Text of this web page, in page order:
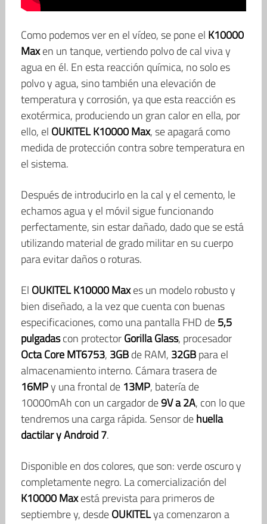
Como podemos ver en el vídeo, se pone el K10000
Maxen un tanque, vertiendo polvo de cal viva y
agua en él. En esta reacción química, no solo es
polvo y agua, sino también una elevación de
temperatura y corrosión, ya que esta reacción es
exotérmica, produciendo un gran calor en ella, por
ello, el OUKITEL K10000 Max, se apagará como
medida de protección contra sobre temperatura en
el sistema.
Después de introducirlo en la cal y el cemento, le
echamos agua y el móvil sigue funcionando
perfectamente, sin estar dañado, dado que se está
utilizando material de grado militar en su cuerpo
para evitar daños o roturas.
El OUKITEL K10000 Maxes un modelo robusto y
bien diseñado, a la vez que cuenta con buenas
especificaciones, como una pantalla FHD de5,5
pulgadascon protectorGorilla Glass, procesador
Octa Core MT6753, 3GBde RAM, 32GBpara el
almacenamiento interno. Cámara trasera de
16MPy una frontal de 13MP, batería de
10000mAh con un cargador de9V a 2A, con lo que
tendremos una carga rápida. Sensor dehuella
dactilar y Android 7.
Disponible en dos colores, que son: verde oscuro y
completamente negro. La comercialización del
K10000 Maxestá prevista para primeros de
septiembre y, desdeOUKITELya comenzaron a